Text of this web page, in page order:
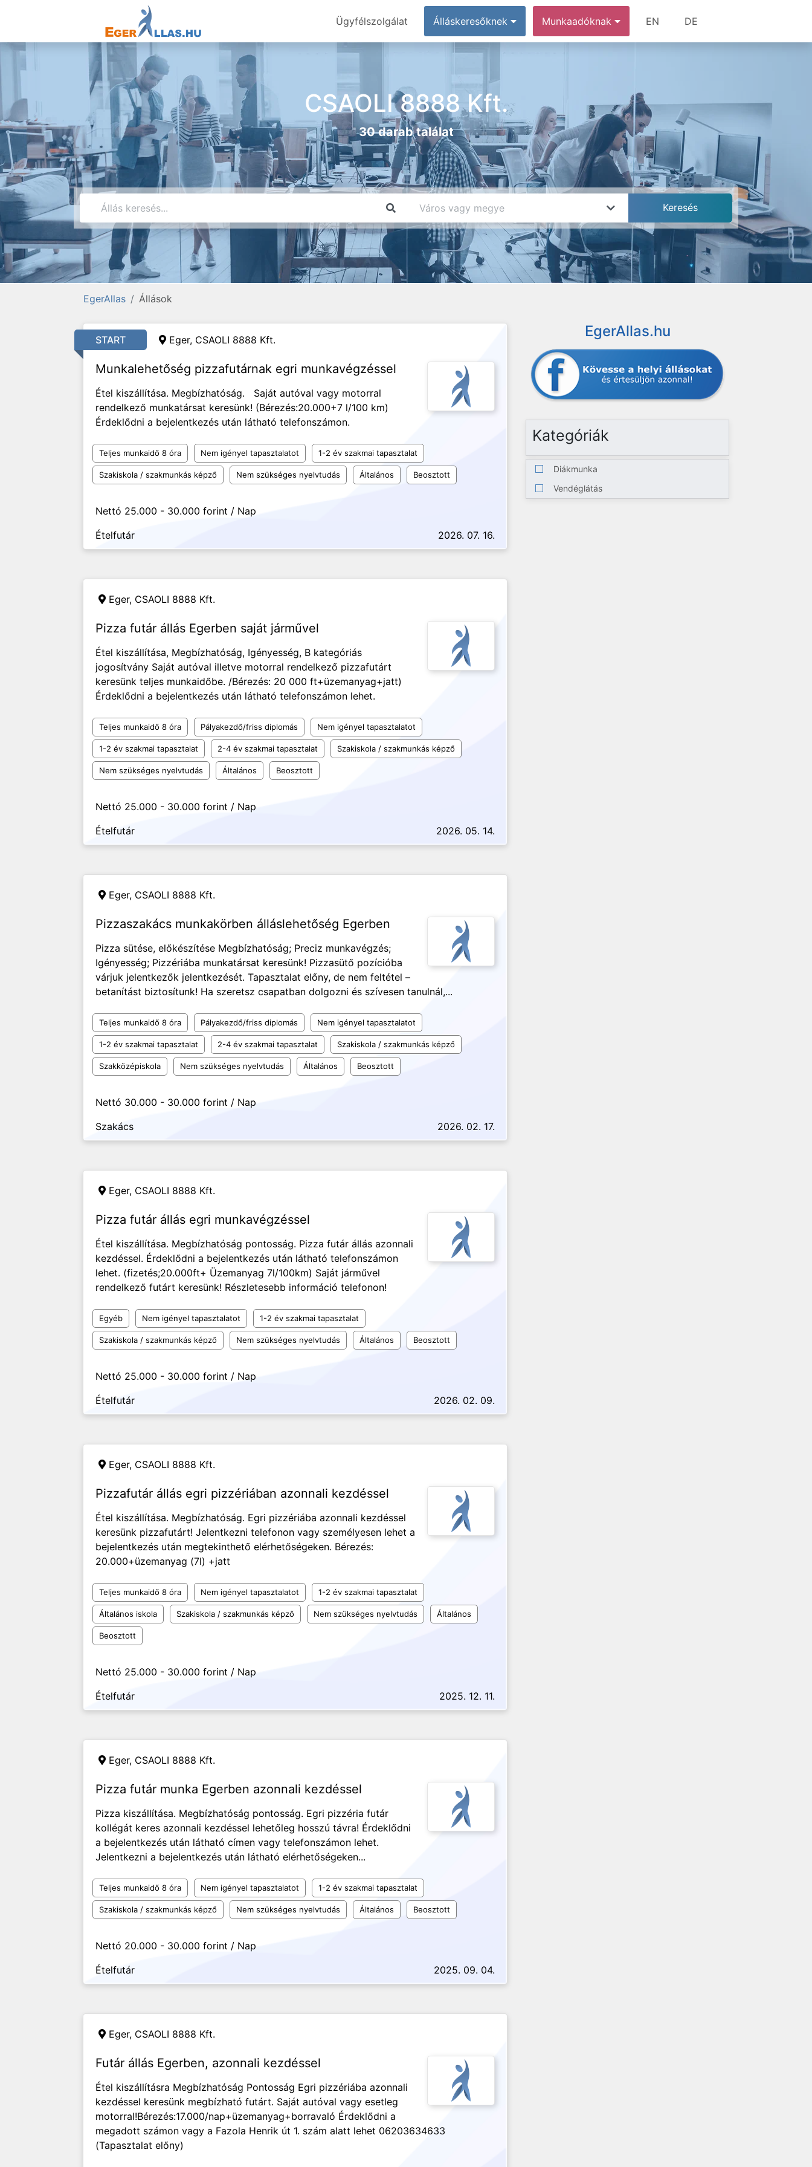
Ügyfélszolgálat Álláskeresőknek Munkaadóknak EN DE
CSAOLI 8888 Kft.
30 darab találat
EgerAllas Állások
START Eger, CSAOLI 8888 Kft.
Munkalehetőség pizzafutárnak egri munkavégzéssel
Étel kiszállítása. Megbízhatóság. Saját autóval vagy motorral
rendelkező munkatársat keresünk! (Bérezés:20.000+7 l/100 km)
Érdeklődni a bejelentkezés után látható telefonszámon.
Teljes munkaidő 8 óra Nem igényel tapasztalatot 1-2 év szakmai tapasztalat
Szakiskola / szakmunkás képző Nem szükséges nyelvtudás Általános Beosztott
Nettó 25.000 - 30.000 forint / Nap
Ételfutár
2026. 07. 16.
Eger, CSAOLI 8888 Kft.
Pizza futár állás Egerben saját járművel
Étel kiszállítása, Megbízhatóság, Igényesség, B kategóriás
jogosítvány Saját autóval illetve motorral rendelkező pizzafutárt
keresünk teljes munkaidőbe. /Bérezés: 20 000 ft+üzemanyag+jatt)
Érdeklődni a bejelentkezés után látható telefonszámon lehet.
Teljes munkaidő 8 óra Pályakezdő/friss diplomás Nem igényel tapasztalatot
1-2 év szakmai tapasztalat 2-4 év szakmai tapasztalat Szakiskola / szakmunkás képző
Nem szükséges nyelvtudás Általános Beosztott
Nettó 25.000 - 30.000 forint / Nap
Ételfutár
2026. 05. 14.
Eger, CSAOLI 8888 Kft.
Pizzaszakács munkakörben álláslehetőség Egerben
Pizza sütése, előkészítése Megbízhatóság; Preciz munkavégzés;
Igényesség; Pizzériába munkatársat keresünk! Pizzasütő pozícióba
várjuk jelentkezők jelentkezését. Tapasztalat előny, de nem feltétel –
betanítást biztosítunk! Ha szeretsz csapatban dolgozni és szívesen tanulnál,...
Teljes munkaidő 8 óra Pályakezdő/friss diplomás Nem igényel tapasztalatot
1-2 év szakmai tapasztalat 2-4 év szakmai tapasztalat Szakiskola / szakmunkás képző
Szakközépiskola Nem szükséges nyelvtudás Általános Beosztott
Nettó 30.000 - 30.000 forint / Nap
Szakács
2026. 02. 17.
Eger, CSAOLI 8888 Kft.
Pizza futár állás egri munkavégzéssel
Étel kiszállítása. Megbízhatóság pontosság. Pizza futár állás azonnali
kezdéssel. Érdeklődni a bejelentkezés után látható telefonszámon
lehet. (fizetés;20.000ft+ Üzemanyag 7l/100km) Saját járművel
rendelkező futárt keresünk! Részletesebb információ telefonon!
Egyéb Nem igényel tapasztalatot 1-2 év szakmai tapasztalat
Szakiskola / szakmunkás képző Nem szükséges nyelvtudás Általános Beosztott
Nettó 25.000 - 30.000 forint / Nap
Ételfutár
2026. 02. 09.
Eger, CSAOLI 8888 Kft.
Pizzafutár állás egri pizzériában azonnali kezdéssel
Étel kiszállítása. Megbízhatóság. Egri pizzériába azonnali kezdéssel
keresünk pizzafutárt! Jelentkezni telefonon vagy személyesen lehet a
bejelentkezés után megtekinthető elérhetőségeken. Bérezés:
20.000+üzemanyag (7l) +jatt
Teljes munkaidő 8 óra Nem igényel tapasztalatot 1-2 év szakmai tapasztalat
Általános iskola Szakiskola / szakmunkás képző Nem szükséges nyelvtudás Általános
Beosztott
Nettó 25.000 - 30.000 forint / Nap
Ételfutár
2025. 12. 11.
Eger, CSAOLI 8888 Kft.
Pizza futár munka Egerben azonnali kezdéssel
Pizza kiszállítása. Megbízhatóság pontosság. Egri pizzéria futár
kollégát keres azonnali kezdéssel lehetőleg hosszú távra! Érdeklődni
a bejelentkezés után látható címen vagy telefonszámon lehet.
Jelentkezni a bejelentkezés után látható elérhetőségeken...
Teljes munkaidő 8 óra Nem igényel tapasztalatot 1-2 év szakmai tapasztalat
Szakiskola / szakmunkás képző Nem szükséges nyelvtudás Általános Beosztott
Nettó 20.000 - 30.000 forint / Nap
Ételfutár
2025. 09. 04.
Eger, CSAOLI 8888 Kft.
Futár állás Egerben, azonnali kezdéssel
Étel kiszállításra Megbízhatóság Pontosság Egri pizzériába azonnali
kezdéssel keresünk megbízható futárt. Saját autóval vagy esetleg
motorral!Bérezés:17.000/nap+üzemanyag+borravaló Érdeklődni a
megadott számon vagy a Fazola Henrik út 1. szám alatt lehet 06203634633
(Tapasztalat előny)
EgerAllas.hu
Kategóriák
Diákmunka
Vendéglátás